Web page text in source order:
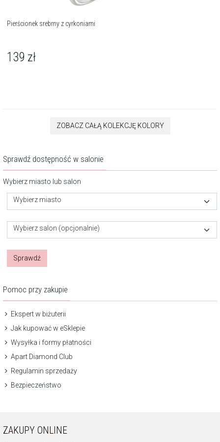
Pierścionek srebrny z cyrkoniami
139 zł
ZOBACZ CAŁĄ KOLEKCJĘ KOLORY
Sprawdź dostępność w salonie
Wybierz miasto lub salon
Wybierz miasto
Wybierz salon (opcjonalnie)
Sprawdź
Pomoc przy zakupie
Ekspert w biżuterii
Jak kupować w eSklepie
Wysyłka i formy płatności
Apart Diamond Club
Regulamin sprzedaży
Bezpieczeństwo
ZAKUPY ONLINE